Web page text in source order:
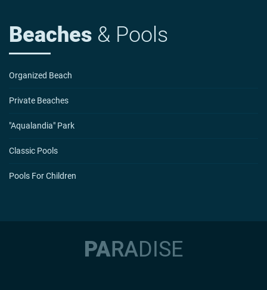
Beaches & Pools
Organized Beach
Private Beaches
"Aqualandia" Park
Classic Pools
Pools For Children
PARADISE